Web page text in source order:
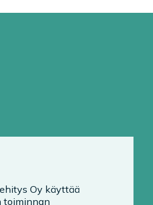
Oy käyttää
toiminnan